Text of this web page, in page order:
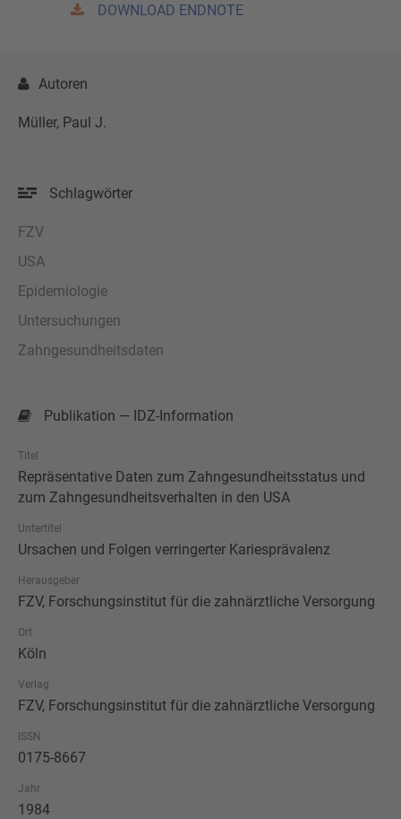
DOWNLOAD ENDNOTE
Autoren
Müller, Paul J.
Schlagwörter
FZV
USA
Epidemiologie
Untersuchungen
Zahngesundheitsdaten
Publikation — IDZ-Information
Titel
Repräsentative Daten zum Zahngesundheitsstatus und
zum Zahngesundheitsverhalten in den USA
Untertitel
Ursachen und Folgen verringerter Kariesprävalenz
Herausgeber
FZV, Forschungsinstitut für die zahnärztliche Versorgung
Ort
Köln
Verlag
FZV, Forschungsinstitut für die zahnärztliche Versorgung
ISSN
0175-8667
Jahr
1984